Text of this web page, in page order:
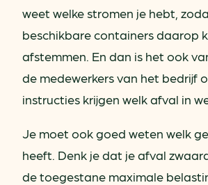
weet welke stromen je hebt,
beschikbare containers daarop
afstemmen. En dan is het ook
de medewerkers van het bedrijf
instructies krijgen welk afval in
Je moet ook goed weten welk
heeft. Denk je dat je afval
de toegestane maximale